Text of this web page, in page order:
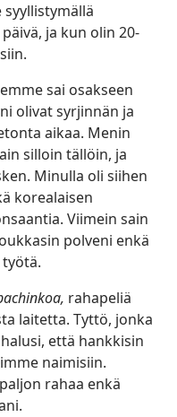
ja kun olin 20-
sai osakseen
olivat syrjinnän ja
aikaa. Menin
silloin tällöin, ja
Minulla oli siihen
korealaisen
Viimein sain
polveni enkä
rahapeliä
laitetta. Tyttö, jonka
että hankkisin
naimisiin.
rahaa enkä